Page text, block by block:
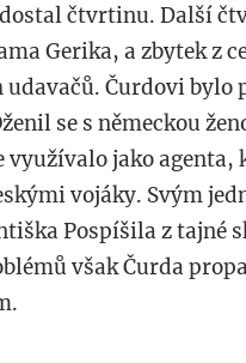
čtvrtinu. Další
Gerika, a zbytek z
Čurdovi bylo
se s německou
využívalo jako
vojáky. Svým
Pospíšila z tajné
však Čurda